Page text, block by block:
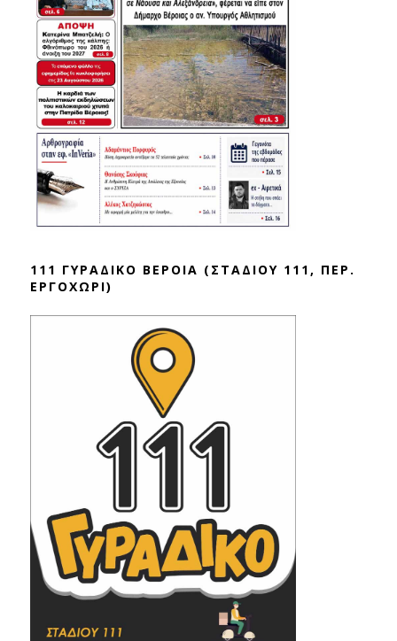
111 ΓΥΡΑΔΙΚΟ ΒΕΡΟΙΑ (ΣΤΑΔΙΟΥ 111, ΠΕΡ.
ΕΡΓΟΧΩΡΙ)